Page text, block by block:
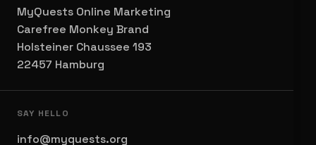
MyQuests Online Marketing
Carefree Monkey Brand
Holsteiner Chaussee 193
22457 Hamburg
SAY HELLO
info@myquests.org